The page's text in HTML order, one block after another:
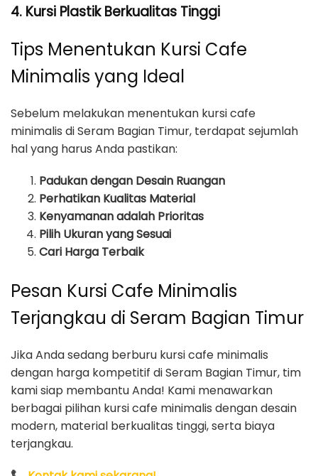
4. Kursi Plastik Berkualitas Tinggi
Tips Menentukan Kursi Cafe
Minimalis yang Ideal
Sebelum melakukan menentukan kursi cafe
minimalis di Seram Bagian Timur, terdapat sejumlah
hal yang harus Anda pastikan:
Padukan dengan Desain Ruangan
Perhatikan Kualitas Material
Kenyamanan adalah Prioritas
Pilih Ukuran yang Sesuai
Cari Harga Terbaik
Pesan Kursi Cafe Minimalis
Terjangkau di Seram Bagian Timur
Jika Anda sedang berburu kursi cafe minimalis
dengan harga kompetitif di Seram Bagian Timur, tim
kami siap membantu Anda! Kami menawarkan
berbagai pilihan kursi cafe minimalis dengan desain
modern, material berkualitas tinggi, serta biaya
terjangkau.